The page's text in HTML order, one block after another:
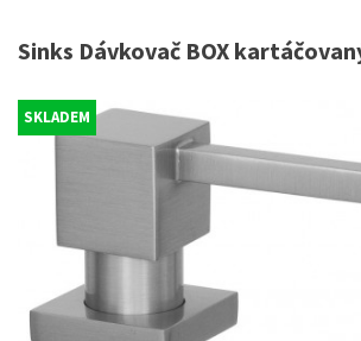
Sinks Dávkovač BOX
SKLADEM